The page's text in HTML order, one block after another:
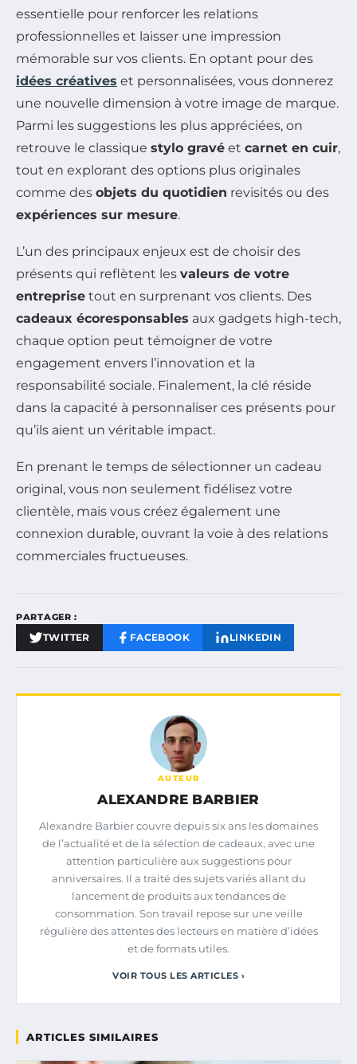
essentielle pour renforcer les relations
professionnelles et laisser une impression
mémorable sur vos clients. En optant pour des
idées créatives et personnalisées, vous donnerez
une nouvelle dimension à votre image de marque.
Parmi les suggestions les plus appréciées, on
retrouve le classique stylo gravé et carnet en cuir,
tout en explorant des options plus originales
comme des objets du quotidien revisités ou des
expériences sur mesure.
L’un des principaux enjeux est de choisir des
présents qui reflètent les valeurs de votre
entreprise tout en surprenant vos clients. Des
cadeaux écoresponsables aux gadgets high-tech,
chaque option peut témoigner de votre
engagement envers l’innovation et la
responsabilité sociale. Finalement, la clé réside
dans la capacité à personnaliser ces présents pour
qu’ils aient un véritable impact.
En prenant le temps de sélectionner un cadeau
original, vous non seulement fidélisez votre
clientèle, mais vous créez également une
connexion durable, ouvrant la voie à des relations
commerciales fructueuses.
PARTAGER :
TWITTER FACEBOOK LINKEDIN
AUTEUR
ALEXANDRE BARBIER
Alexandre Barbier couvre depuis six ans les domaines
de l’actualité et de la sélection de cadeaux, avec une
attention particulière aux suggestions pour
anniversaires. Il a traité des sujets variés allant du
lancement de produits aux tendances de
consommation. Son travail repose sur une veille
régulière des attentes des lecteurs en matière d’idées
et de formats utiles.
VOIR TOUS LES ARTICLES ›
ARTICLES SIMILAIRES